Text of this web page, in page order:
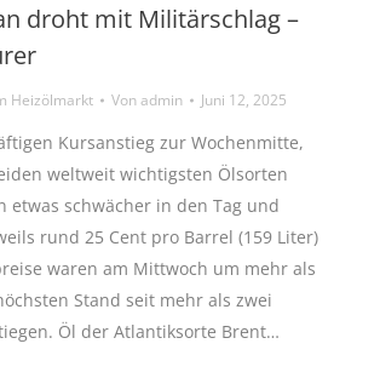
droht mit Militärschlag –
Heizölmarkt Vonadmin Juni 12, 2025
Kursanstieg zur Wochenmitte,
weltweit wichtigsten Ölsorten
etwas schwächer in den Tag und
rund 25 Cent pro Barrel (159 Liter)
waren am Mittwoch um mehr als
Stand seit mehr als zwei
Öl der Atlantiksorte Brent…